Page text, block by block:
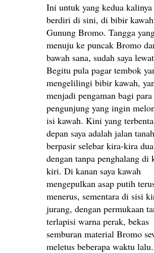
Ini untuk yang kedua kalinya
berdiri di sini, di bibir kawah
Gunung Bromo. Tangga
menuju ke puncak Bromo
bawah sana, sudah saya
Begitu pula pagar tembok
mengelilingi bibir kawah,
menjadi pengaman bagi para
pengunjung yang ingin
isi kawah. Kini yang
depan saya adalah jalan tanah
berpasir selebar kira-kira
dengan tanpa penghalang di
kiri. Di kanan saya kawah
mengepulkan asap putih
menerus, sementara di sisi
jurang, dengan permukaan
terlapisi warna perak, bekas
semburan material Bromo
meletus beberapa waktu lalu.